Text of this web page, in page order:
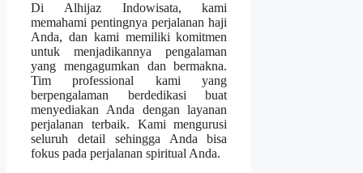
Di Alhijaz Indowisata, kami
memahami pentingnya perjalanan haji
Anda, dan kami memiliki komitmen
untuk menjadikannya pengalaman
yang mengagumkan dan bermakna.
Tim professional kami yang
berpengalaman berdedikasi buat
menyediakan Anda dengan layanan
perjalanan terbaik. Kami mengurusi
seluruh detail sehingga Anda bisa
fokus pada perjalanan spiritual Anda.